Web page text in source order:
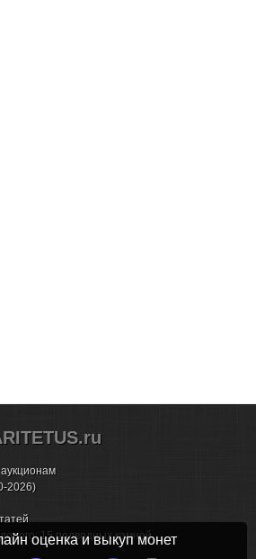
2026)
15 подводных камней
оценка и выкуп монет